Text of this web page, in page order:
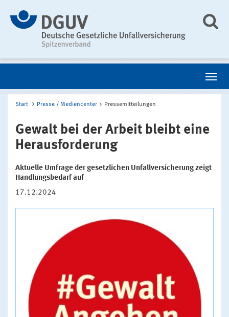
Start Presse / Mediencenter Pressemitteilungen
Gewalt bei der Arbeit bleibt eine
Herausforderung
Aktuelle Umfrage der gesetzlichen Unfallversicherung zeigt
Handlungsbedarf auf
17.12.2024